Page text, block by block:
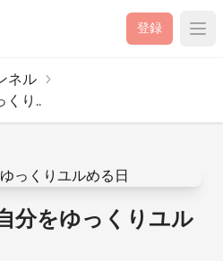
登録
ネル
くり..
分をゆっくりユル